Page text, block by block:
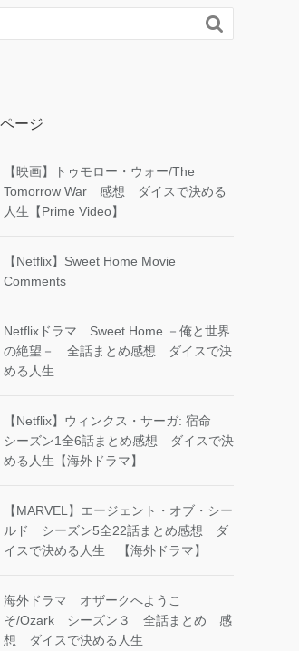

ージ
【映画】トゥモロー・ウォー/The
Tomorrow War 感想 ダイスで決める
人生【Prime Video】
【Netflix】Sweet Home Movie
Comments
Netflixドラマ Sweet Home －俺と世界
の絶望－ 全話まとめ感想 ダイスで決
める人生
【Netflix】ウィンクス・サーガ: 宿命
シーズン1全6話まとめ感想 ダイスで決
める人生【海外ドラマ】
【MARVEL】エージェント・オブ・シー
ルド シーズン5全22話まとめ感想 ダ
イスで決める人生 【海外ドラマ】
海外ドラマ オザークへようこ
そ/Ozark シーズン３ 全話まとめ 感
想 ダイスで決める人生